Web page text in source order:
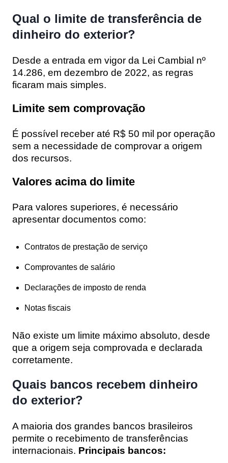
Qual o limite de transferência de
dinheiro do exterior?
Desde a entrada em vigor da Lei Cambial nº
14.286, em dezembro de 2022, as regras
ficaram mais simples.
Limite sem comprovação
É possível receber até R$ 50 mil por operação
sem a necessidade de comprovar a origem
dos recursos.
Valores acima do limite
Para valores superiores, é necessário
apresentar documentos como:
Contratos de prestação de serviço
Comprovantes de salário
Declarações de imposto de renda
Notas fiscais
Não existe um limite máximo absoluto, desde
que a origem seja comprovada e declarada
corretamente.
Quais bancos recebem dinheiro
do exterior?
A maioria dos grandes bancos brasileiros
permite o recebimento de transferências
internacionais. Principais bancos: